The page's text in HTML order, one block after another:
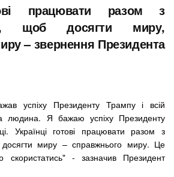
працювати разом з
щоб досягти миру,
– звернення Президента
успіху Президенту Трампу і всій
людина. Я бажаю успіху Президенту
Українці готові працювати разом з
миру – справжнього миру. Це
скористатись" - зазначив Президент